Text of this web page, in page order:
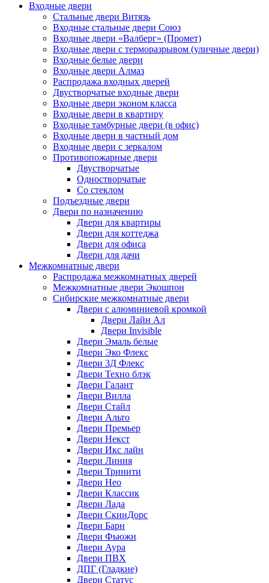
Входные двери
Стальные двери Витязь
Входные стальные двери Союз
Входные двери «Валберг» (Промет)
Входные двери с терморазрывом (уличные двери)
Входные белые двери
Входные двери Алмаз
Распродажа входных дверей
Двустворчатые входные двери
Входные двери эконом класса
Входные двери в квартиру
Входные тамбурные двери (в офис)
Входные двери в частный дом
Входные двери с зеркалом
Противопожарные двери
Двустворчатые
Одностворчатые
Со стеклом
Подъездные двери
Двери по назначению
Двери для квартиры
Двери для коттеджа
Двери для офиса
Двери для дачи
Межкомнатные двери
Распродажа межкомнатных дверей
Межкомнатные двери Экошпон
Сибирские межкомнатные двери
Двери с алюминиевой кромкой
Двери Лайн Ал
Двери Invisible
Двери Эмаль белые
Двери Эко Флекс
Двери 3Д Флекс
Двери Техно блэк
Двери Галант
Двери Вилла
Двери Стайл
Двери Альто
Двери Премьер
Двери Некст
Двери Икс лайн
Двери Линия
Двери Тринити
Двери Нео
Двери Классик
Двери Лада
Двери СкинДорс
Двери Барн
Двери Фьюжн
Двери Аура
Двери ПВХ
ДПГ (Гладкие)
Двери Статус